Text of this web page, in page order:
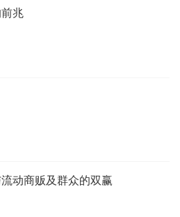
兆
动商贩及群众的双赢